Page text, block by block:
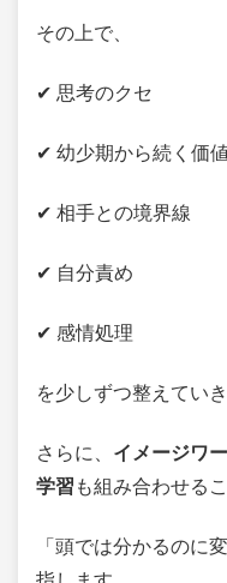
その上で、
✔ 思考のクセ
✔ 幼少期から続く価
✔ 相手との境界線
✔ 自分責め
✔ 感情処理
を少しずつ整えていき
さらに、 イメージワ
学習 も組み合わせるこ
「頭では分かるのに